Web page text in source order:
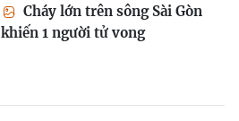
Cháy lớn trên sông Sài Gòn
khiến 1 người tử vong